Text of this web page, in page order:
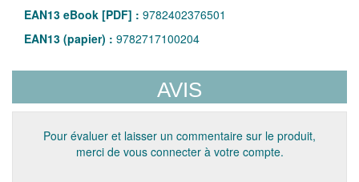
EAN13 eBook [PDF] : 9782402376501
EAN13 (papier) : 9782717100204
AVIS
Pour évaluer et laisser un commentaire sur le produit,
merci de vous connecter à votre compte.